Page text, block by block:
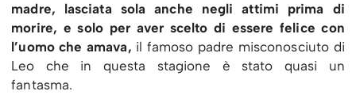
madre, lasciata sola anche negli attimi prima di
morire, e solo per aver scelto di essere felice con
l’uomo che amava, il famoso padre misconosciuto di
Leo che in questa stagione è stato quasi un
fantasma.